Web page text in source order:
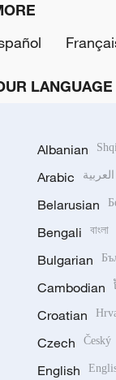
LANGUAGE
Albanian
Arabic العربية
Belarusian
Bengali বাংলা
Bulgarian
Cambodian
Croatian
Czech Český
English